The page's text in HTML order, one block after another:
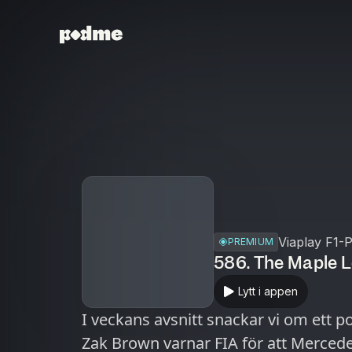
PREMIUM Viaplay F1-
586. The Maple
Lytt i appen
I veckans avsnitt snackar vi om ett
Zak Brown varnar FIA för att